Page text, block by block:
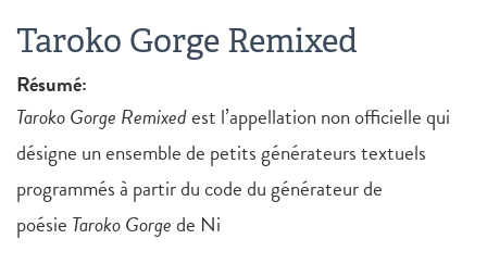
Taroko Gorge Remixed
Résumé:
Taroko Gorge Remixedest l’appellation non officielle qui
désigne un ensemble de petits générateurs textuels
programmés à partir du code du générateur de
poésie Taroko Gorgede Ni